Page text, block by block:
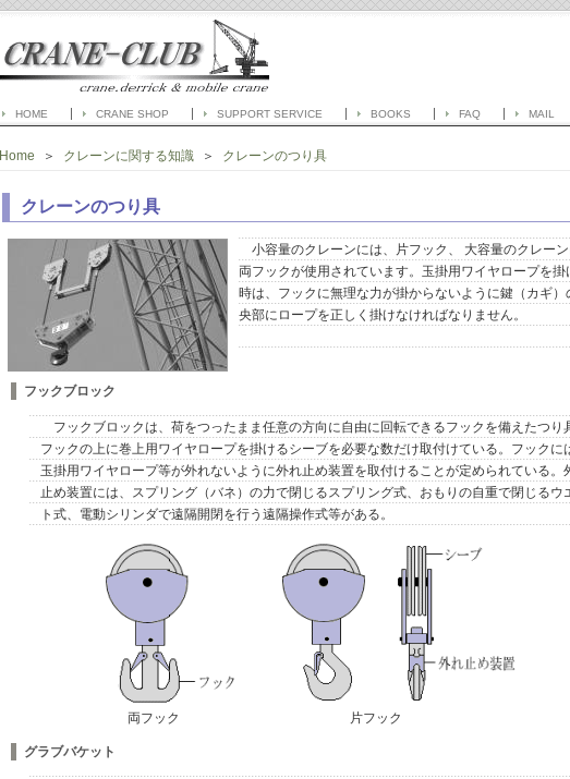
HOME CRANE SHOP SUPPORT SERVICE BOOKS FAQ MAIL
Home ＞ クレーンに関する知識 ＞ クレーンのつり具
クレーンのつり具
小容量のクレーンには、片フック、 大容量のクレー
両フックが使用されています。玉掛用ワイヤロープを掛
時は、フックに無理な力が掛からないように鍵（カギ）
央部にロープを正しく掛けなければなりません。
フックブロック
フックブロックは、荷をつったまま任意の方向に自由に回転できるフックを備えたつり
フックの上に巻上用ワイヤロープを掛けるシーブを必要な数だけ取付けている。フックに
玉掛用ワイヤロープ等が外れないように外れ止め装置を取付けることが定められている。
止め装置には、スプリング（バネ）の力で閉じるスプリング式、おもりの自重で閉じるウ
ト式、電動シリンダで遠隔開閉を行う遠隔操作式等がある。
両フック 片フック
グラブバケット